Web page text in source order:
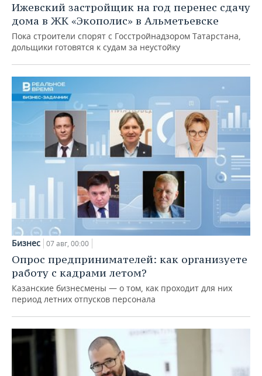
Ижевский застройщик на год перенес сдачу
дома в ЖК «Экополис» в Альметьевске
Пока строители спорят с Госстройнадзором Татарстана,
дольщики готовятся к судам за неустойку
Бизнес 07 авг, 00:00
Опрос предпринимателей: как организуете
работу с кадрами летом?
Казанские бизнесмены — о том, как проходит для них
период летних отпусков персонала